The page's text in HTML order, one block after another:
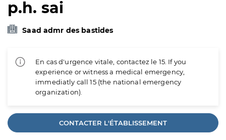
p.h. sai
Saad admr des bastides
En cas d'urgence vitale, contactez le 15. If you
experience or witness a medical emergency,
immediatly call 15 (the national emergency
organization).
CONTACTER L'ÉTABLISSEMENT